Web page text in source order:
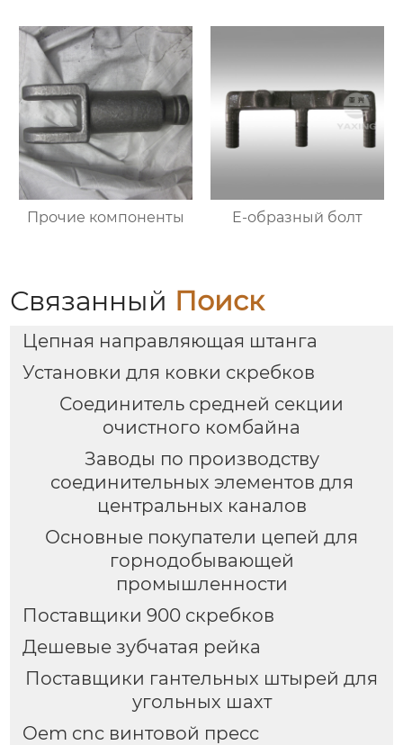
Прочие компоненты E-образный болт
Связанный Поиск
Цепная направляющая штанга
Установки для ковки скребков
Соединитель средней секции
очистного комбайна
Заводы по производству
соединительных элементов для
центральных каналов
Основные покупатели цепей для
горнодобывающей
промышленности
Поставщики 900 скребков
Дешевые зубчатая рейка
Поставщики гантельных штырей для
угольных шахт
Oem cnc винтовой пресс